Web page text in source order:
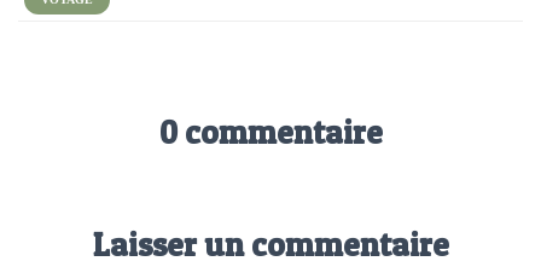
0 commentaire
Laisser un commentaire